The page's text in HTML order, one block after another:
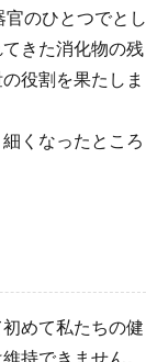
のひとつでとし
きた消化物の残
役割を果たしま
くなったところ
めて私たちの健
持できません。